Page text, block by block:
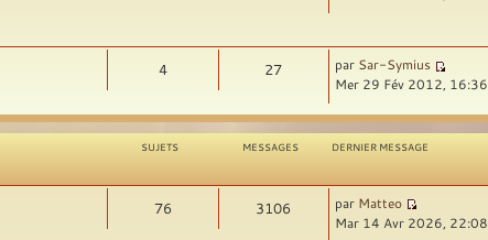
4 27 par Sar-Symius
Mer 29 Fév 2012, 16:36
SUJETS MESSAGES DERNIER MESSAGE
76 3106 par Matteo
Mar 14 Avr 2026, 22:08